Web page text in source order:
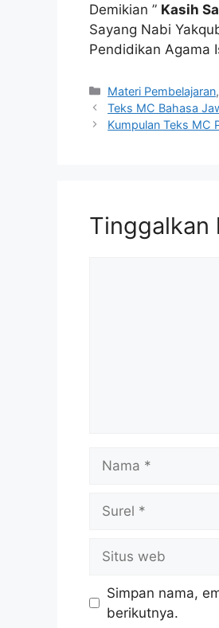
Demikian ” Kasih
Sayang Nabi
Pendidikan Agama
Kategori
Materi Pembelajaran,
Teks MC Bahasa
Kumpulan Teks MC
Tinggalkan
web
Simpan nama,
berikutnya.